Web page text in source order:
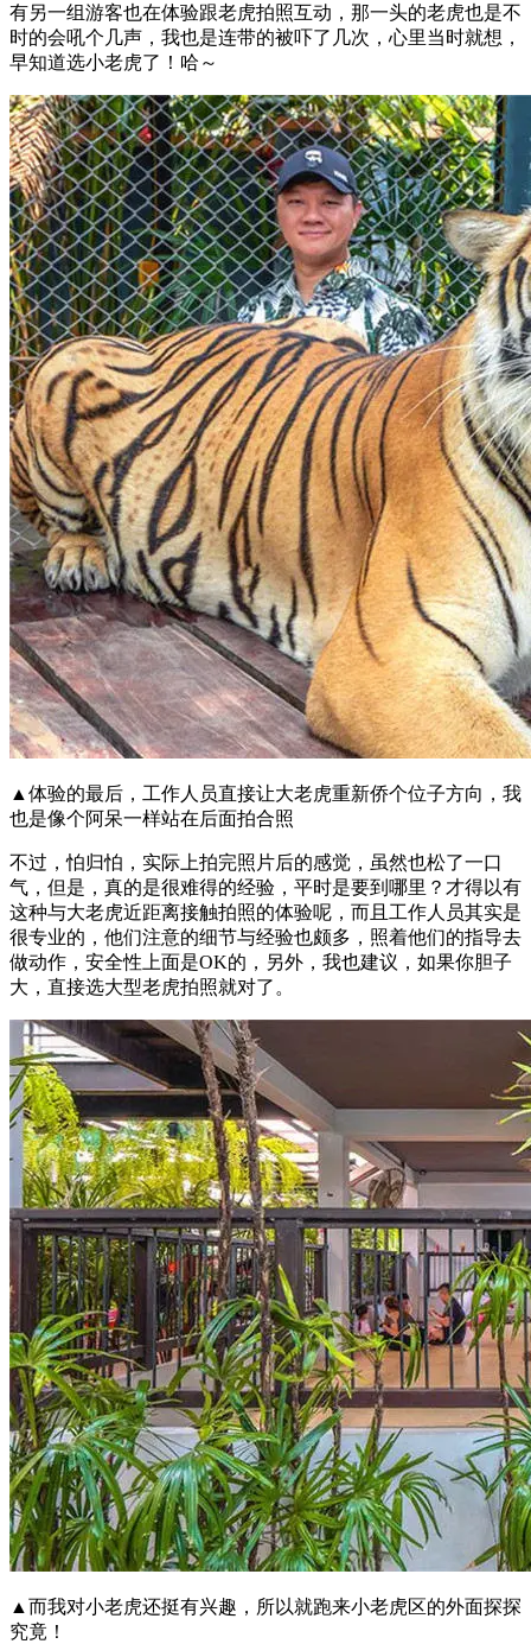
有另一组游客也在体验跟老虎拍照互动，那一头的老虎也是不
时的会吼个几声，我也是连带的被吓了几次，心里当时就想，
早知道选小老虎了！哈～
▲体验的最后，工作人员直接让大老虎重新侨个位子方向，我
也是像个阿呆一样站在后面拍合照
不过，怕归怕，实际上拍完照片后的感觉，虽然也松了一口
气，但是，真的是很难得的经验，平时是要到哪里？才得以有
这种与大老虎近距离接触拍照的体验呢，而且工作人员其实是
很专业的，他们注意的细节与经验也颇多，照着他们的指导去
做动作，安全性上面是OK的，另外，我也建议，如果你胆子
大，直接选大型老虎拍照就对了。
▲而我对小老虎还挺有兴趣，所以就跑来小老虎区的外面探探
究竟！